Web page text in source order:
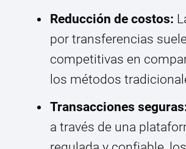
Reducción de costos:
por transferencias
competitivas en
los métodos
Transacciones
a través de una